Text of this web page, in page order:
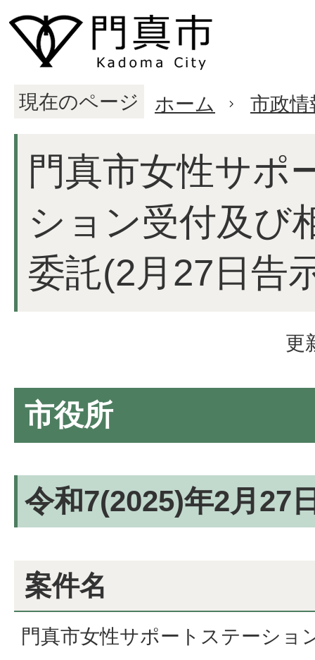
現在のページ ホーム 市政情
門真市女性サポ
ション受付及び
委託(2月27日告
更
市役所
令和7(2025)年2月27
案件名
門真市女性サポートステーショ